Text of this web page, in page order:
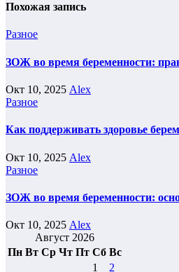
Похожая запись
Разное
ЗОЖ во время беременности:
Окт 10, 2025 Alex
Разное
Как поддерживать здоровье
Окт 10, 2025 Alex
Разное
ЗОЖ во время беременности:
Окт 10, 2025 Alex
Август 2026
Пн Вт Ср Чт Пт Сб Вс
1
2